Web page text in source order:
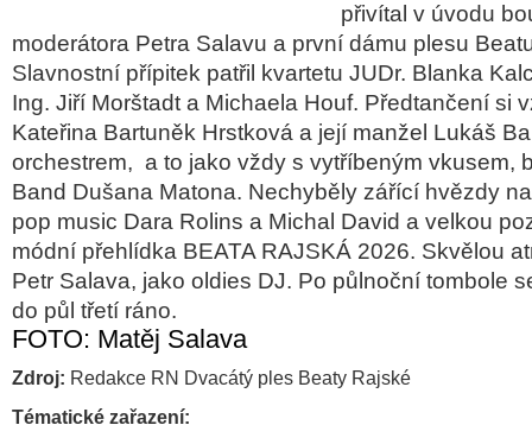
přivítal v úvodu
moderátora Petra Salavu a první dámu plesu
Slavnostní přípitek patřil kvartetu JUDr. Blanka
Ing. Jiří Morštadt a Michaela Houf. Předtančení si
Kateřina Bartuněk Hrstková a její manžel Lukáš
orchestrem, a to jako vždy s vytříbeným vkusem,
Band Dušana Matona. Nechyběly zářící hvězdy
pop music Dara Rolins a Michal David a velkou
módní přehlídka BEATA RAJSKÁ 2026. Skvělou
Petr Salava, jako oldies DJ. Po půlnoční tombole
do půl třetí ráno.
FOTO: Matěj Salava
Zdroj: Redakce RN Dvacátý ples Beaty Rajské
Tématické zařazení: